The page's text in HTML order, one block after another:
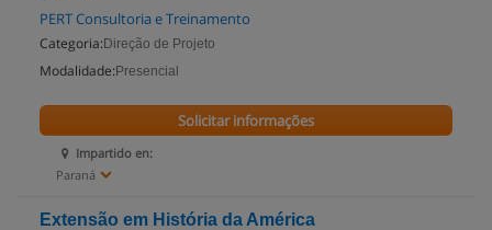
PERT Consultoria e Treinamento
Categoria: Direção de Projeto
Modalidade: Presencial
Impartido en:
Paraná
Solicitar informações
Extensão em História da América